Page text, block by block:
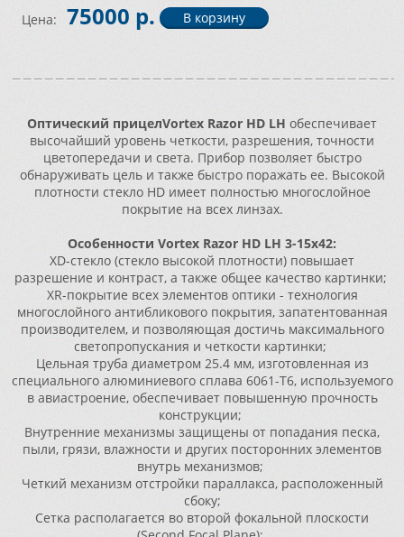
Цена: 75000 р.
Оптический прицелVortex Razor HD LH обеспечивает
высочайший уровень четкости, разрешения, точности
цветопередачи и света. Прибор позволяет быстро
обнаруживать цель и также быстро поражать ее. Высокой
плотности стекло HD имеет полностью многослойное
покрытие на всех линзах.
Особенности Vortex Razor HD LH 3-15x42:
XD-стекло (стекло высокой плотности) повышает
разрешение и контраст, а также общее качество картинки;
XR-покрытие всех элементов оптики - технология
многослойного антибликового покрытия, запатентованная
производителем, и позволяющая достичь максимального
светопропускания и четкости картинки;
Цельная труба диаметром 25.4 мм, изготовленная из
специального алюминиевого сплава 6061-Т6, используемого
в авиастроение, обеспечивает повышенную прочность
конструкции;
Внутренние механизмы защищены от попадания песка,
пыли, грязи, влажности и других посторонних элементов
внутрь механизмов;
Четкий механизм отстройки параллакса, расположенный
сбоку;
Cетка располагается во второй фокальной плоскости